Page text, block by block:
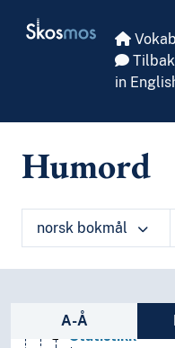
Skosmos
in
Humord
norsk bokmål
Sidefelt:
A-Å
Geometri
Gresk
Kombinatorikk
Matematiske
Matematiske
Matematiske
Numerisk
Statistikk